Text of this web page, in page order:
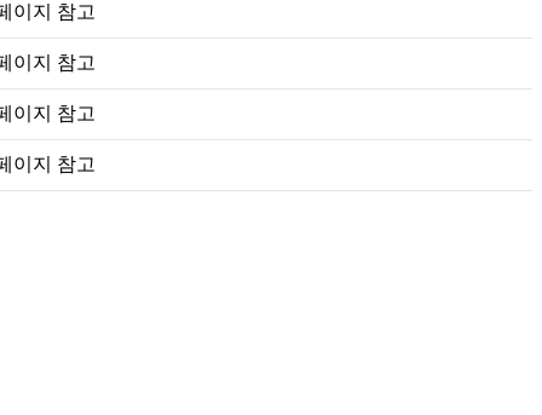
이지 참고
이지 참고
이지 참고
이지 참고